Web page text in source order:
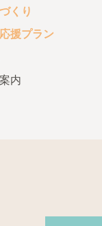
くり
援プラン
内